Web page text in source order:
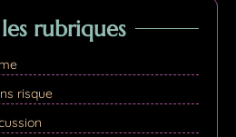
rubriques
risque